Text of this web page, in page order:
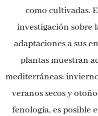
como cultivadas.
investigación sobre
adaptaciones a sus
plantas muestran
mediterráneas:
veranos secos y
fenología, es posible